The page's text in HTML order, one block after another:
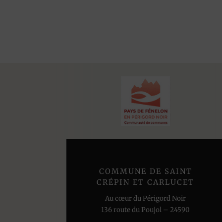
COMMUNE DE SAINT
CRÉPIN ET CARLUCET
Au cœur du Périgord Noir
136 route du Poujol – 24590